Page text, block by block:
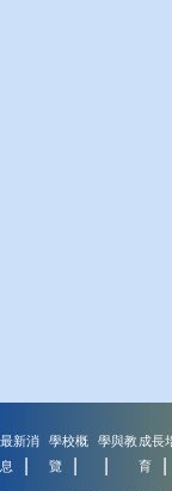
最新消
息
學校概
覽
學與教成長
育